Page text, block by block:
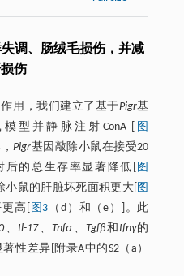
调、肠绒毛损伤，并减
伤
用，我们建立了基于Pigr基
型并静脉注射ConA [
图
Pigr基因敲除小鼠在接受20
后的总生存率显著降低[ 图
小鼠的肝脏坏死面积更大[ 图
高[ 图3 （d）和（e）]。此
、Il-17、Tnfα 、Tgfβ和 Ifnγ的
性差异[附录A中的S2（a）